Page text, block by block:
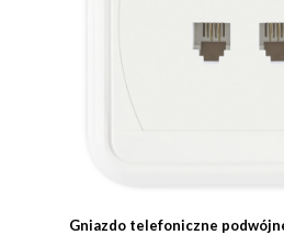
Gniazdo telefoniczne